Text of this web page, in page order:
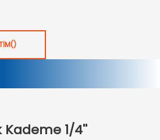
()
Kademe 1/4''